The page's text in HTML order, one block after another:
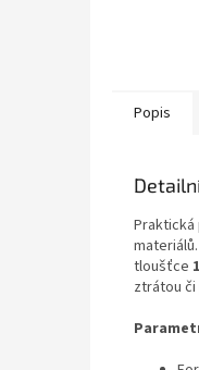
Popis
Praktická
tloušťce
ztrátou